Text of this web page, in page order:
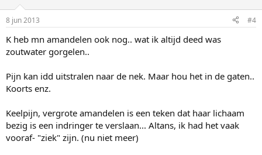
8 jun 2013 #4
K heb mn amandelen ook nog.. wat ik altijd deed was
zoutwater gorgelen..
Pijn kan idd uitstralen naar de nek. Maar hou het in de gaten..
Koorts enz.
Keelpijn, vergrote amandelen is een teken dat haar lichaam
bezig is een indringer te verslaan... Altans, ik had het vaak
vooraf- "ziek" zijn. (nu niet meer)